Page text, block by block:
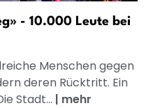
- 10.000 Leute bei
Menschen gegen
deren Rücktritt. Ein
Stadt... | mehr